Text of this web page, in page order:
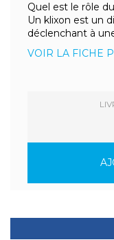
Quel est le rôle
Un klixon est un
déclenchant à
VOIR LA FICHE